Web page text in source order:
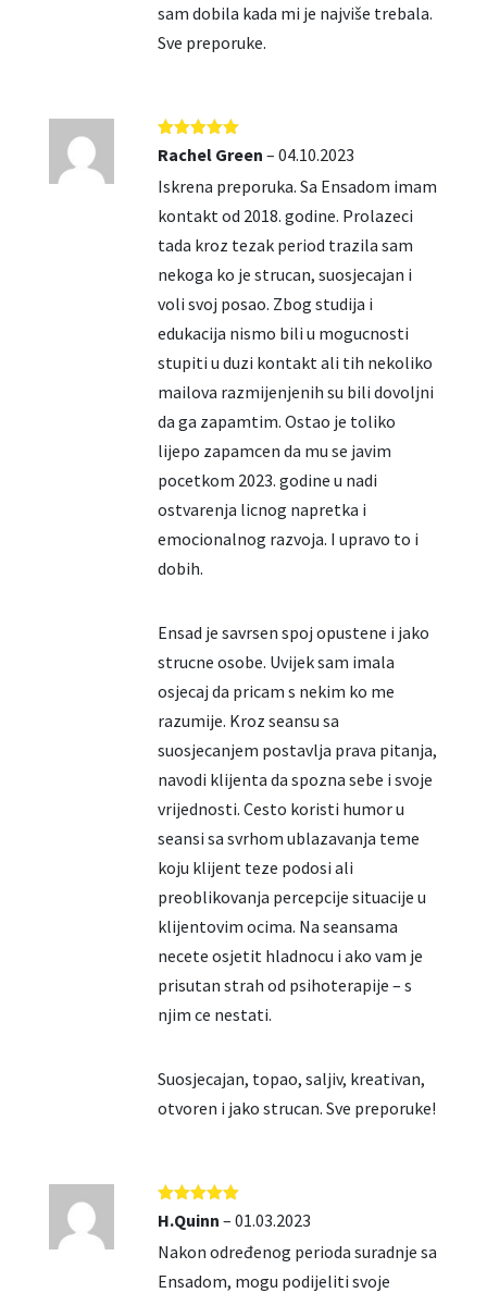
sam dobila kada mi je najviše trebala.
Sve preporuke.
Ocjenjeno
od 5
Rachel Green – 04.10.2023
Iskrena preporuka. Sa Ensadom imam
kontakt od 2018. godine. Prolazeci
tada kroz tezak period trazila sam
nekoga ko je strucan, suosjecajan i
voli svoj posao. Zbog studija i
edukacija nismo bili u mogucnosti
stupiti u duzi kontakt ali tih nekoliko
mailova razmijenjenih su bili dovoljni
da ga zapamtim. Ostao je toliko
lijepo zapamcen da mu se javim
pocetkom 2023. godine u nadi
ostvarenja licnog napretka i
emocionalnog razvoja. I upravo to i
dobih.
Ensad je savrsen spoj opustene i jako
strucne osobe. Uvijek sam imala
osjecaj da pricam s nekim ko me
razumije. Kroz seansu sa
suosjecanjem postavlja prava pitanja,
navodi klijenta da spozna sebe i svoje
vrijednosti. Cesto koristi humor u
seansi sa svrhom ublazavanja teme
koju klijent teze podosi ali
preoblikovanja percepcije situacije u
klijentovim ocima. Na seansama
necete osjetit hladnocu i ako vam je
prisutan strah od psihoterapije – s
njim ce nestati.
Suosjecajan, topao, saljiv, kreativan,
otvoren i jako strucan. Sve preporuke!
Ocjenjeno
od 5
H.Quinn – 01.03.2023
Nakon određenog perioda suradnje sa
Ensadom, mogu podijeliti svoje